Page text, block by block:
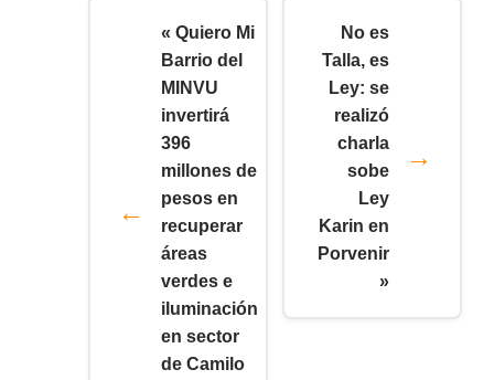
« Quiero Mi
Barrio del
MINVU
invertirá
396
millones de
pesos en
recuperar
áreas
verdes e
iluminación
en sector
de Camilo
No es
Talla, es
Ley: se
realizó
charla
sobe
Ley
Karin en
Porvenir
»